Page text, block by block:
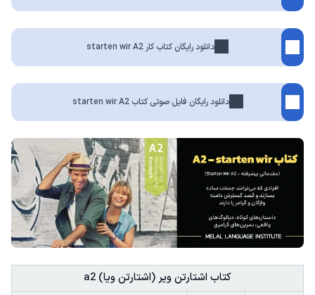
دانلود رایگان کتاب کار starten wir A2
دانلود رایگان فایل صوتی کتاب starten wir A2
کتاب اشتارتن ویر (اشتارتن ویا) a2